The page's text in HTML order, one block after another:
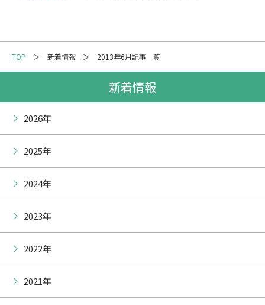
TOP 新着情報 2013年6月記事一覧
新着情報
2026年
2025年
2024年
2023年
2022年
2021年